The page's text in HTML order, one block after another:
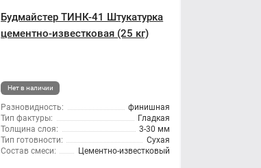
Будмайстер ТИНК-41 Штукатурка
цементно-известковая (25 кг)
Нет в наличии
Разновидность:
финишная
Тип фактуры:
Гладкая
Толщина слоя:
3-30 мм
Тип готовности:
Сухая
Состав смеси:
Цементно-известковый